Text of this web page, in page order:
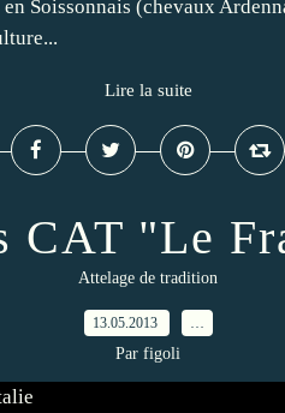
Soissonnais (chevaux
Lire la suite
CAT "Le
Attelage de tradition
13.05.2013 …
Par figoli